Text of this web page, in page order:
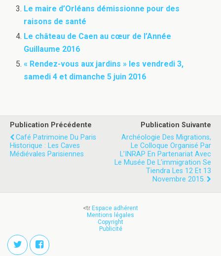
Le maire d’Orléans démissionne pour des
raisons de santé
Le château de Caen au cœur de l’Année
Guillaume 2016
« Rendez-vous aux jardins » les vendredi 3,
samedi 4 et dimanche 5 juin 2016
Publication Précédente
Café Patrimoine Du Paris
Historique : Les Caves
Médiévales Parisiennes
Publication Suivante
Archéologie Des Migrations,
Le Colloque Organisé Par
L’INRAP En Partenariat Avec
Le Musée De L’immigration Se
Tiendra Les 12 Et 13
Novembre 2015.
<tr Espace adhérent
Mentions légales
Copyright
Publicité